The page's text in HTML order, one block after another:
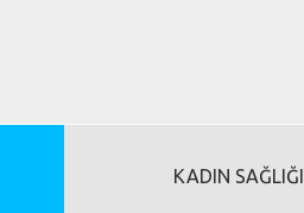
KADIN SAĞLIĞI